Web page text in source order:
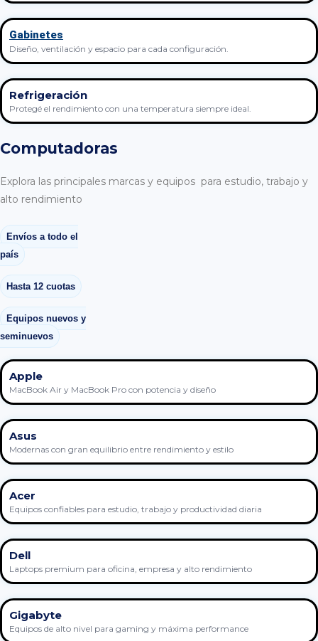
Gabinetes
Diseño, ventilación y espacio para cada configuración.
Refrigeración
Protegé el rendimiento con una temperatura siempre ideal.
Computadoras
Explora las principales marcas y equipos para estudio, trabajo y
alto rendimiento
Envíos a todo el
país
Hasta 12 cuotas
Equipos nuevos y
seminuevos
Apple
MacBook Air y MacBook Pro con potencia y diseño
Asus
Modernas con gran equilibrio entre rendimiento y estilo
Acer
Equipos confiables para estudio, trabajo y productividad diaria
Dell
Laptops premium para oficina, empresa y alto rendimiento
Gigabyte
Equipos de alto nivel para gaming y máxima performance